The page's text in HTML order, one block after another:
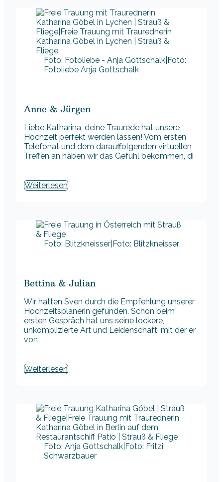
Foto: Fotoliebe - Anja Gottschalk|Foto:
Fotoliebe Anja Gottschalk
Anne & Jürgen
Liebe Katharina, deine Traurede hat unsere
Hochzeit perfekt werden lassen! Vom ersten
Telefonat und dem darauffolgenden virtuellen
Treffen an haben wir das Gefühl bekommen, di
Weiterlesen
Foto: Blitzkneisser|Foto: Blitzkneisser
Bettina & Julian
Wir hatten Sven durch die Empfehlung unserer
Hochzeitsplanerin gefunden. Schon beim
ersten Gespräch hat uns seine lockere,
unkomplizierte Art und Leidenschaft, mit der er
von
Weiterlesen
Foto: Anja Gottschalk|Foto: Fritzi
Schwarzbauer